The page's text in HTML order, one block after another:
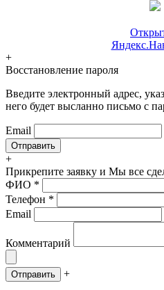
+
Восстановление пароля
Введите электронный адрес,
него будет высланно письмо с
Email
+
Прикрепите заявку и Мы все
ФИО *
Телефон *
Email
Комментарий
Отправить +